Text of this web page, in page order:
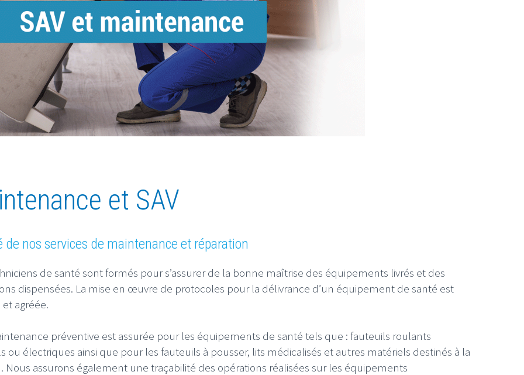
et SAV
de nos services de maintenance et réparation
de santé sont formés pour s’assurer de la bonne maîtrise des équipements livrés et des
dispensées. La mise en œuvre de protocoles pour la délivrance d’un équipement de santé est
agréée.
préventive est assurée pour les équipements de santé tels que : fauteuils roulants
ou électriques ainsi que pour les fauteuils à pousser, lits médicalisés et autres matériels destinés à la
Nous assurons également une traçabilité des opérations réalisées sur les équipements